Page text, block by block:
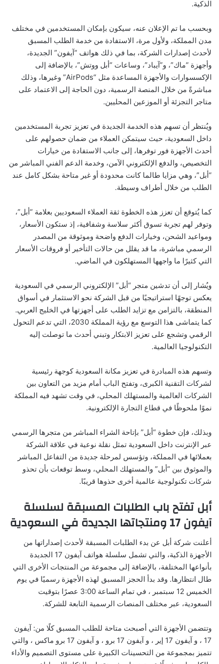
الذكية.
وبحسب ما تم الإعلان عنه، سيكون بإمكان المستخدمين في مختلف
مدن المملكة، ولأول مرة، الاستفادة من خدمة الطلب المسبق
لأحدث إصدارات الشركة، بما في ذلك هواتف “آيفون” الجديدة،
وأجهزة “ماك”، و”آيباد”، وساعات “أبل ووتش”، بالإضافة إلى
الإكسسوارات والأجهزة المساعدة مثل “AirPods” وغيرها، وذلك
مباشرةً من خلال المنصة الرسمية، دون الحاجة إلى الاعتماد على
متاجر التجزئة أو الموزعين المحليين.
ويُنتظر أن تسهم هذه الخدمة الجديدة في تعزيز تجربة المستخدمين
داخل السعودية، حيث سيتمكن العملاء من ضمان حصولهم على
أحدث الأجهزة فور توفرها، إلى جانب الاستفادة من خيارات
التخصيص، والدفع الإلكتروني الآمن، وخدمة الدعم الفني المباشر من
“أبل”، وهي مزايا طالما كانت محدودة أو غير متاحة بشكل كامل عند
الطلب من خلال أطراف وسيطة.
كما يُتوقع أن تعزز هذه الخطوة ثقة العملاء السعوديين بعلامة “أبل”،
وتوفر لهم تجربة تسوق أكثر سلاسة وشفافية، إذ ستكون الأسعار،
ومواعيد الشحن، وخيارات الدفع واضحة وموثوقة من المصدر
الرسمي مباشرة، ما قد يقلل من حالات التأخير أو فروقات الأسعار
التي كثيرًا ما واجهها المستهلكون في الماضي.
ويُشار إلى أن تدشين متجر “أبل” الإلكتروني الرسمي في السعودية
يعكس توجهًا استراتيجيًا من قبل الشركة نحو الاستثمار في أسواق
المنطقة، بالتزامن مع تزايد الطلب على أجهزتها في الخليج العربي.
كما يتماشى هذا التوسع مع رؤية المملكة 2030، التي تدعم التحول
الرقمي وتشجع على تعزيز الابتكار وتبني أحدث ما توصلت إليه
التكنولوجيا العالمية.
وتسهم هذه المبادرة في تعزيز مكانة السعودية كوجهة رئيسية
لشركات التقنية الكبرى، وتفتح الباب أمام مزيد من التعاون بين
الشركات العالمية والمستهلك المحلي، في وقت تشهد فيه المملكة
نموًا ملحوظًا في قطاع التجارة الإلكترونية.
وبذلك، فإن خطوة “أبل” بإتاحة الشراء المباشر من متجرها الرسمي
عبر الإنترنت داخل السعودية تمثل نقلة نوعية في علاقة الشركة
بعملائها في المملكة، وتؤسس لمرحلة جديدة من التفاعل المباشر
والموثوق بين “أبل” والمستهلك المحلي، وسط توقعات بأن تحذو
شركات تكنولوجية عالمية أخرى حذوها قريبًا.
أبل تفتح باب الطلبات المسبقة لسلسلة
آيفون 17 ومنتجاتها الجديدة في السعودية
أعلنت شركة أبل عن بدء الطلبات المسبقة لأحدث إصداراتها من
الأجهزة الذكية، والتي تشمل سلسلة هواتف آيفون 17 الجديدة
بأنواعها المختلفة، بالإضافة إلى مجموعة من المنتجات الأخرى التي
طال انتظارها. وقد بدأ الحجز المسبق لهذه الأجهزة رسميًا في يوم
الخميس 12 سبتمبر ، في تمام الساعة 3:00 عصرًا بتوقيت
السعودية، عبر مختلف المنصات الرسمية التابعة للشركة.
وتتضمن الأجهزة التي أصبحت متاحة للطلب المسبق كلًا من: آيفون
17 ، و آيفون 17 إير ، و آيفون 17 برو ، و آيفون 17 برو ماكس ، والتي
تتميز بمجموعة من التحسينات الكبيرة على مستوى التصميم والأداء